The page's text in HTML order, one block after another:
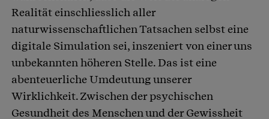
Realität einschliesslich aller
naturwissenschaftlichen Tatsachen selbst eine
digitale Simulation sei, inszeniert von einer uns
unbekannten höheren Stelle. Das ist eine
abenteuerliche Umdeutung unserer
Wirklichkeit. Zwischen der psychischen
Gesundheit des Menschen und der Gewissheit